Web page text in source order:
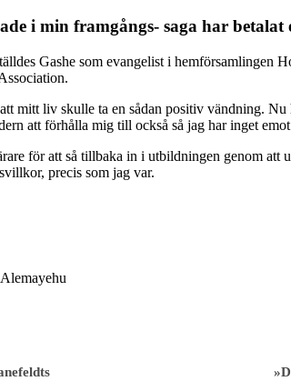
i min framgångs­- saga har betalat
Gashe som evangelist i hemförsamlingen
mitt liv skulle ta en sådan positiv vändning.
att förhålla mig till också så jag har inget
för att så tillbaka in i utbildningen genom att
precis som jag var.